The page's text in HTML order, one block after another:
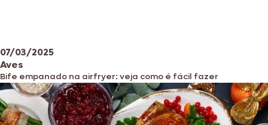
07/03/2025
Aves
Bife empanado na airfryer: veja como é fácil fazer